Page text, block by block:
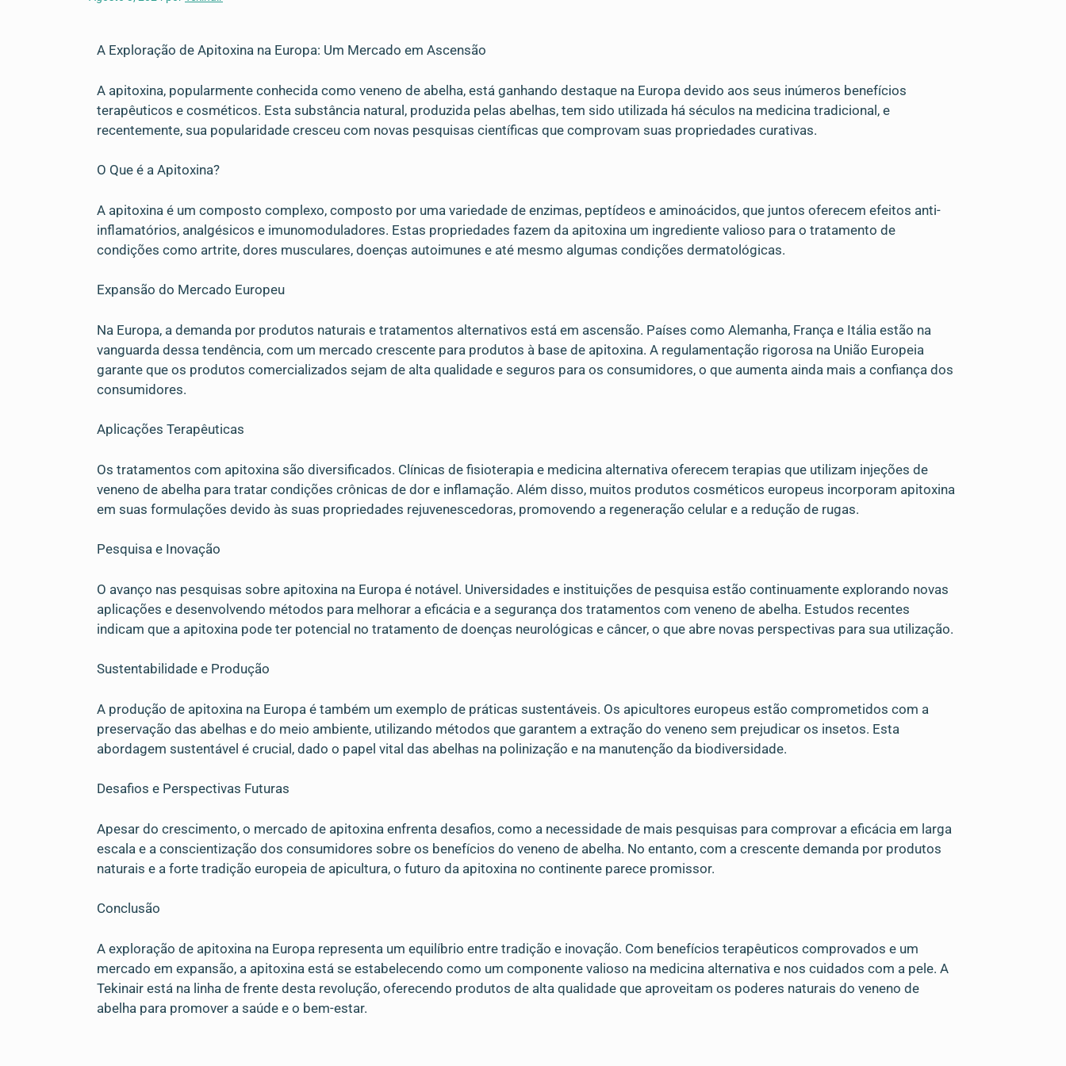
A Exploração de Apitoxina na Europa: Um Mercado em Ascensão
A apitoxina, popularmente conhecida como veneno de abelha, está ganhando destaque na Europa devido aos seus inúmeros benefícios
terapêuticos e cosméticos. Esta substância natural, produzida pelas abelhas, tem sido utilizada há séculos na medicina tradicional, e
recentemente, sua popularidade cresceu com novas pesquisas científicas que comprovam suas propriedades curativas.
O Que é a Apitoxina?
A apitoxina é um composto complexo, composto por uma variedade de enzimas, peptídeos e aminoácidos, que juntos oferecem efeitos anti-
inflamatórios, analgésicos e imunomoduladores. Estas propriedades fazem da apitoxina um ingrediente valioso para o tratamento de
condições como artrite, dores musculares, doenças autoimunes e até mesmo algumas condições dermatológicas.
Expansão do Mercado Europeu
Na Europa, a demanda por produtos naturais e tratamentos alternativos está em ascensão. Países como Alemanha, França e Itália estão na
vanguarda dessa tendência, com um mercado crescente para produtos à base de apitoxina. A regulamentação rigorosa na União Europeia
garante que os produtos comercializados sejam de alta qualidade e seguros para os consumidores, o que aumenta ainda mais a confiança dos
consumidores.
Aplicações Terapêuticas
Os tratamentos com apitoxina são diversificados. Clínicas de fisioterapia e medicina alternativa oferecem terapias que utilizam injeções de
veneno de abelha para tratar condições crônicas de dor e inflamação. Além disso, muitos produtos cosméticos europeus incorporam apitoxina
em suas formulações devido às suas propriedades rejuvenescedoras, promovendo a regeneração celular e a redução de rugas.
Pesquisa e Inovação
O avanço nas pesquisas sobre apitoxina na Europa é notável. Universidades e instituições de pesquisa estão continuamente explorando novas
aplicações e desenvolvendo métodos para melhorar a eficácia e a segurança dos tratamentos com veneno de abelha. Estudos recentes
indicam que a apitoxina pode ter potencial no tratamento de doenças neurológicas e câncer, o que abre novas perspectivas para sua utilização.
Sustentabilidade e Produção
A produção de apitoxina na Europa é também um exemplo de práticas sustentáveis. Os apicultores europeus estão comprometidos com a
preservação das abelhas e do meio ambiente, utilizando métodos que garantem a extração do veneno sem prejudicar os insetos. Esta
abordagem sustentável é crucial, dado o papel vital das abelhas na polinização e na manutenção da biodiversidade.
Desafios e Perspectivas Futuras
Apesar do crescimento, o mercado de apitoxina enfrenta desafios, como a necessidade de mais pesquisas para comprovar a eficácia em larga
escala e a conscientização dos consumidores sobre os benefícios do veneno de abelha. No entanto, com a crescente demanda por produtos
naturais e a forte tradição europeia de apicultura, o futuro da apitoxina no continente parece promissor.
Conclusão
A exploração de apitoxina na Europa representa um equilíbrio entre tradição e inovação. Com benefícios terapêuticos comprovados e um
mercado em expansão, a apitoxina está se estabelecendo como um componente valioso na medicina alternativa e nos cuidados com a pele. A
Tekinair está na linha de frente desta revolução, oferecendo produtos de alta qualidade que aproveitam os poderes naturais do veneno de
abelha para promover a saúde e o bem-estar.